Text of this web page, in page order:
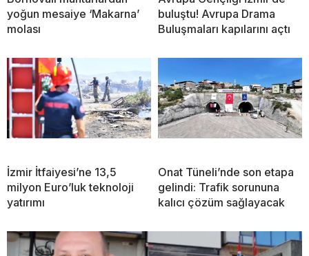
yoğun mesaiye ‘Makarna’
molası
buluştu! Avrupa Drama
Buluşmaları kapılarını açtı
İzmir İtfaiyesi’ne 13,5
milyon Euro’luk teknoloji
yatırımı
Onat Tüneli’nde son etapa
gelindi: Trafik sorununa
kalıcı çözüm sağlayacak